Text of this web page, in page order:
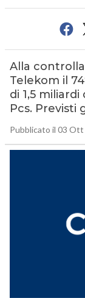
Alla
Telekom il
di 1,5
Pcs. Previsti
Pubblicato il 03 Ott